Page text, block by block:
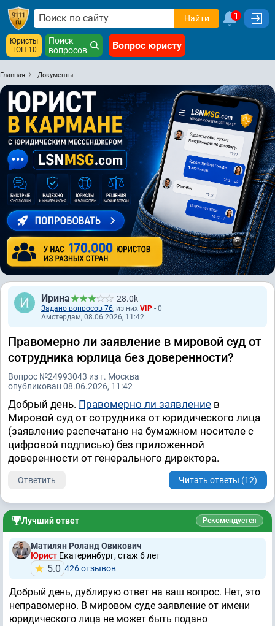
Найти 1
Юристы
ТОП-10
Поиск
вопросов
Вопрос юристу
Главная Документы
Ирина 28.0k
Задано вопросов 76, из них VIP - 0
Амстердам, 08.06.2026, 11:42
Правомерно ли заявление в мировой суд от
сотрудника юрлица без доверенности?
Вопрос №24993043 из г. Москва
опубликован 08.06.2026, 11:42
Добрый день. Правомерно ли заявление в
Мировой суд от сотрудника от юридического лица
(заявление распечатано на бумажном носителе с
цифровой подписью) без приложенной
доверенности от генерального директора.
Ответить Читать ответы (12)
Лучший ответ Рекомендуется
Матилян Роланд Овикович
Юрист Екатеринбург, стаж 6 лет
5.0 426 отзывов
Добрый день, дублирую ответ на ваш вопрос. Нет, это
неправомерно. В мировом суде заявление от имени
юридического лица не может быть подано